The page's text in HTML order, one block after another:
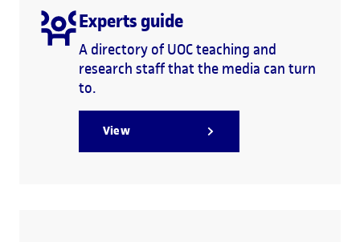
Experts guide
A directory of UOC teaching and
research staff that the media can turn
to.
View